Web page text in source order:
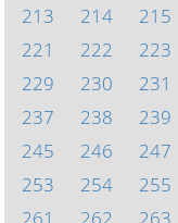
213
214 215
221
222 223
229
230 231
237
238 239
245
246 247
253
254 255